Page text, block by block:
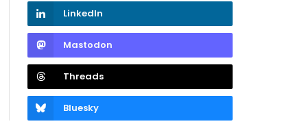
LinkedIn
Mastodon
Threads
Bluesky